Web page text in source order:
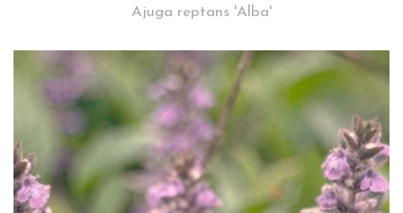
Ajuga reptans 'Alba'